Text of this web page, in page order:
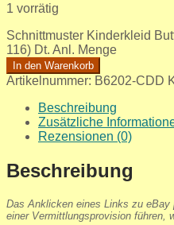
1 vorrätig
Schnittmuster Kinderkleid
116) Dt. Anl. Menge
In den Warenkorb
Artikelnummer: B6202-CDD
Beschreibung
Zusätzliche
Rezensionen (0)
Beschreibung
Das Anklicken eines Links zu eBay
einer Vermittlungsprovision führen,